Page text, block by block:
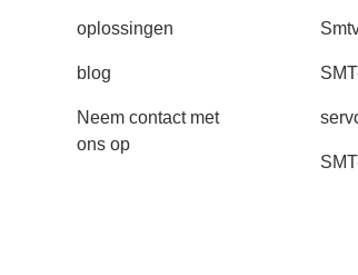
oplossingen
blog
Neem contact met
ons op